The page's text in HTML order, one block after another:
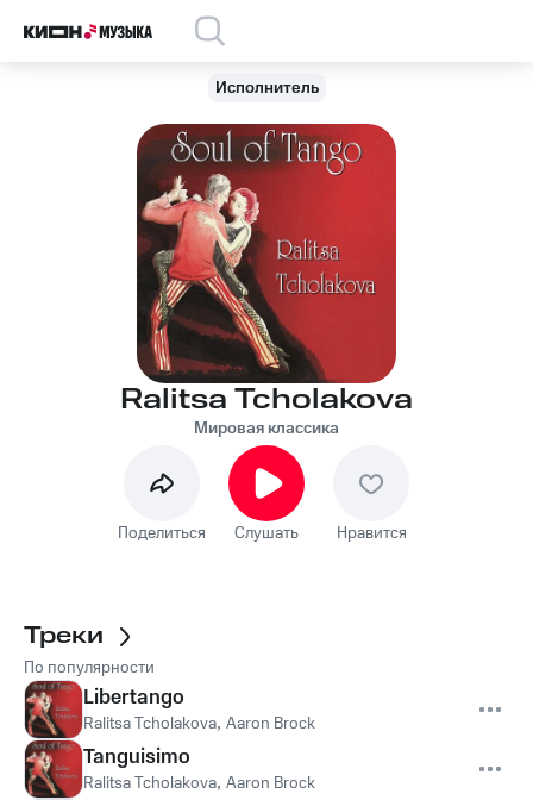
Исполнитель
Ralitsa Tcholakova
Мировая классика
Поделиться Слушать Нравится
Треки
По популярности
Libertango
Ralitsa Tcholakova, Aaron Brock
Tanguisimo
Ralitsa Tcholakova, Aaron Brock